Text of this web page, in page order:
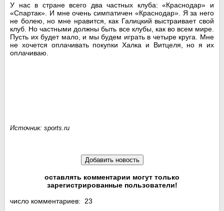
У нас в стране всего два частных клуба: «Краснодар» и
«Спартак». И мне очень симпатичен «Краснодар». Я за него
не болею, но мне нравится, как Галицкий выстраивает свой
клуб. Но частными должны быть все клубы, как во всем мире.
Пусть их будет мало, и мы будем играть в четыре круга. Мне
не хочется оплачивать покупки Халка и Витцеля, но я их
оплачиваю.
Источник: sports.ru
оставлять комментарии могут только
зарегистрированные пользователи!
число комментариев: 23